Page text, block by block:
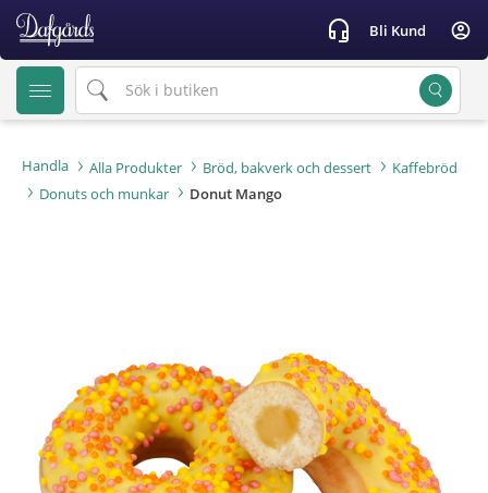
text.skipToContent
text.skipToNavigation
headset_mic Bli Kund account_circle
Handla Alla Produkter Bröd, bakverk och dessert
Kaffebröd
Donuts och munkar
Donut Mango